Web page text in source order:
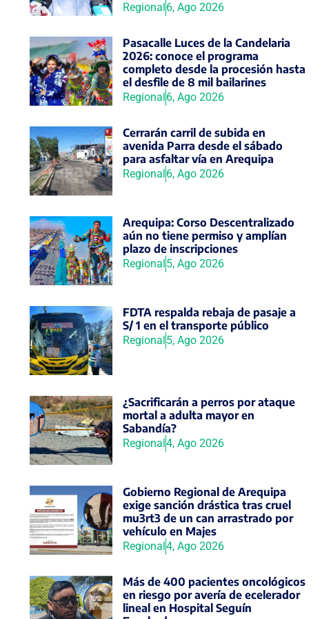
Regional6, Ago 2026
Pasacalle Luces de la Candelaria
2026: conoce el programa
completo desde la procesión hasta
el desfile de 8 mil bailarines
Regional6, Ago 2026
Cerrarán carril de subida en
avenida Parra desde el sábado
para asfaltar vía en Arequipa
Regional6, Ago 2026
Arequipa: Corso Descentralizado
aún no tiene permiso y amplían
plazo de inscripciones
Regional5, Ago 2026
FDTA respalda rebaja de pasaje a
S/ 1 en el transporte público
Regional5, Ago 2026
¿Sacrificarán a perros por ataque
mortal a adulta mayor en
Sabandía?
Regional4, Ago 2026
Gobierno Regional de Arequipa
exige sanción drástica tras cruel
mu3rt3 de un can arrastrado por
vehículo en Majes
Regional4, Ago 2026
Más de 400 pacientes oncológicos
en riesgo por avería de ecelerador
lineal en Hospital Seguín